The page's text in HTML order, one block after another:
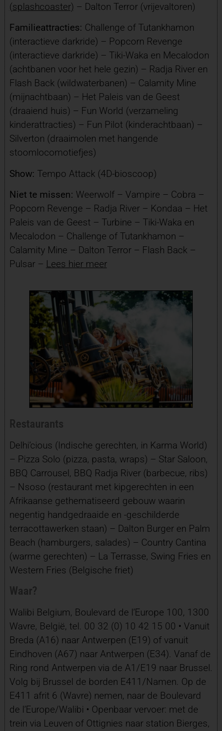
(splashcoaster) – Dalton Terror (vrijevaltoren)
Familieattracties: Challenge of Tutankhamon
(interactieve darkride) – Popcorn Revenge
(interactieve darkride) – Tiki-Waka en Mecalodon
(achtbanen voor het hele gezin) – Radja River en
Flash Back (wildwaterbanen) – Calamity Mine
(mijnachtbaan) – Het Paleis van de Geest
(draaiend huis) – Fun World (verzameling
kinderattracties) – Fun Pilot (kinderachtbaan) –
Silverton (draaimolen met hangende
stoomlocomotiefjes)
Show: Tempo Attack (4D-bioscoop)
Niet te missen: Weerwolf – Vampire – Cobra –
Popcorn Revenge – Radja River – Kondaa – Het
Paleis van de Geest – Turbine – Tiki-Waka en
Mecalodon – Challenge of Tutankhamon –
Calamity Mine – Dalton Terror – Flash Back –
Pulsar – Lees hier meer
Restaurants
Delhi’cious (Indische gerechten, in Karma World)
– Pizza Solo (pizza, pasta, wraps) – Star Saloon,
BBQ Carrousel, BBQ Radja River (barbecue, ribs)
– Nsoso (restaurant met kipgerechten in een
Afrikaanse gethematiseerd gebouw waarin
negentig handgedraaide en -geschilderde
terracottawerken staan) – Dalton Burger en Palm
Beach (hamburgers, salades) – Country Cantina
(warme gerechten) – La Terrasse, Swing Fries en
Western Fries (Belgische friet)
Waar?
Walibi Belgium, Boulevard de l’Europe 100, 1300
Wavre, België, tel. 00 32 (0) 10 42 15 00 • Vanuit
Breda (A16) naar Antwerpen (E19) of vanuit
Eindhoven (A67) naar Antwerpen (E34). Vanaf de
Ring rond Antwerpen via de A1/E19 naar Brussel.
Volg bij Brussel de borden E411/Namen. Op de
E411 afrit 6 (Wavre) nemen, naar de Boulevard
de l’Europe/Walibi • Openbaar vervoer: met de
trein via Leuven of Ottignies naar station Bierges,